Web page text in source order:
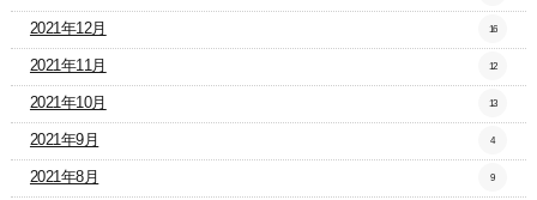
2021年12月 16
2021年11月 12
2021年10月 13
2021年9月 4
2021年8月 9